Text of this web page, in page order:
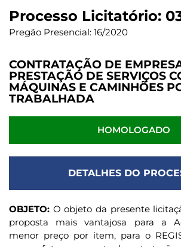
Processo Licitatório:
Pregão Presencial: 16/2020
CONTRATAÇÃO DE
PRESTAÇÃO DE SERVIÇOS
MÁQUINAS E CAMINHÕES
TRABALHADA
HOMOLOGADO
DETALHES DO
OBJETO: O objeto da presente
proposta mais vantajosa para a
menor preço por item, para o